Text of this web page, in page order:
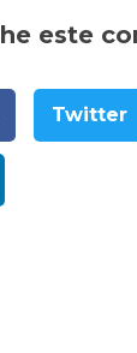
este
Twitter